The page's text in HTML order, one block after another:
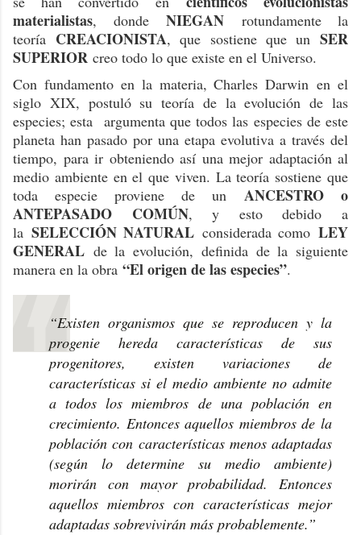
materialistas, donde NIEGAN rotundamente la
teoría CREACIONISTA, que sostiene que unSER
SUPERIOR creo todo lo que existe en el Universo.
Con fundamento en la materia, Charles Darwin en el
siglo XIX, postuló su teoría de la evolución de las
especies; esta argumenta que todos las especies de este
planeta han pasado por una etapa evolutiva a través del
tiempo, para ir obteniendo así una mejor adaptación al
medio ambiente en el que viven. La teoría sostiene que
toda especie proviene de un ANCESTRO o
ANTEPASADO COMÚN, y esto debido a
la SELECCIÓN NATURAL considerada comoLEY
GENERAL de la evolución, definida de la siguiente
manera en la obra “El origen de las especies”.
“Existen organismos que se reproducen y la
progenie hereda características de sus
progenitores, existen variaciones de
características si el medio ambiente no admite
a todos los miembros de una población en
crecimiento. Entonces aquellos miembros de la
población con características menos adaptadas
(según lo determine su medio ambiente)
morirán con mayor probabilidad. Entonces
aquellos miembros con características mejor
adaptadas sobrevivirán más probablemente.”